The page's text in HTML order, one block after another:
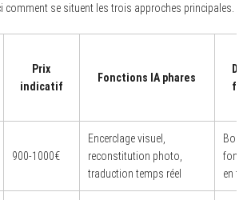
comment se situent les trois approches principales.
Prix
indicatif
Fonctions IA phares
900-1000€
Encerclage visuel,
reconstitution photo,
traduction temps réel
en